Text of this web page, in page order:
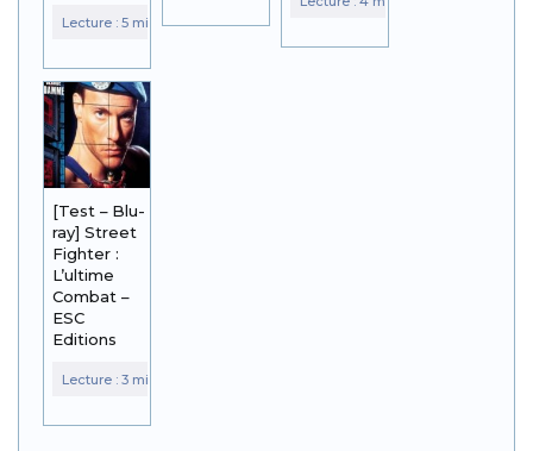
[Test – Blu-
ray] Street
Fighter :
L’ultime
Combat –
ESC
Editions